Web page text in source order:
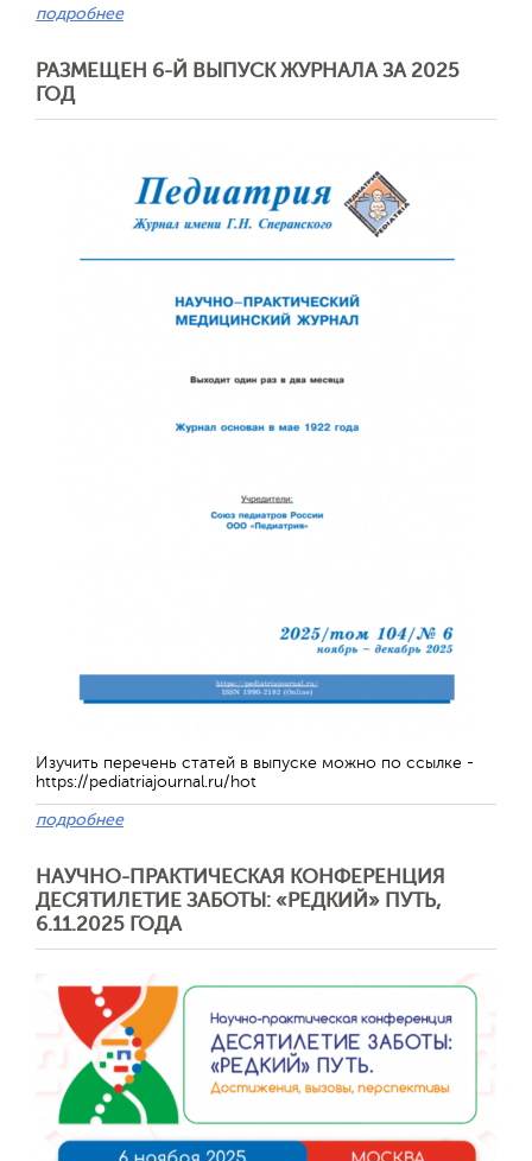
подробнее
РАЗМЕЩЕН 6-Й ВЫПУСК ЖУРНАЛА ЗА 2025
ГОД
Изучить перечень статей в выпуске можно по ссылке -
https://pediatriajournal.ru/hot
подробнее
НАУЧНО-ПРАКТИЧЕСКАЯ КОНФЕРЕНЦИЯ
ДЕСЯТИЛЕТИЕ ЗАБОТЫ: «РЕДКИЙ» ПУТЬ,
6.11.2025 ГОДА
Обратная